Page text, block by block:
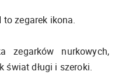
to zegarek ikona.
zegarków nurkowych,
świat długi i szeroki.